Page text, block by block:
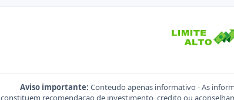
Aviso importante: Conteudo apenas informativo - As
constituem recomendacao de investimento, credito ou